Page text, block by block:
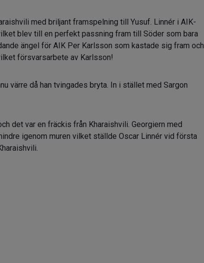
med briljant framspelning till Yusuf. Linnér i AIK-
blev till en perfekt passning fram till Söder som bara
ängel för AIK Per Karlsson som kastade sig fram och
försvarsarbete av Karlsson!
värre då han tvingades bryta. In i stället med Sargon
det var en fräckis från Kharaishvili. Georgiern med
igenom muren vilket ställde Oscar Linnér vid första